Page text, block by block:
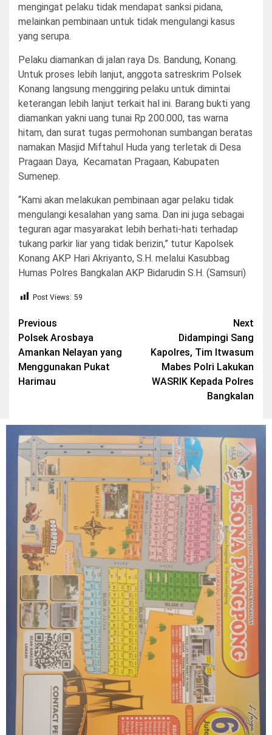
mengingat pelaku tidak mendapat sanksi pidana,
melainkan pembinaan untuk tidak mengulangi kasus
yang serupa.
Pelaku diamankan di jalan raya Ds. Bandung, Konang.
Untuk proses lebih lanjut, anggota satreskrim Polsek
Konang langsung menggiring pelaku untuk dimintai
keterangan lebih lanjut terkait hal ini. Barang bukti yang
diamankan yakni uang tunai Rp 200.000, tas warna
hitam, dan surat tugas permohonan sumbangan beratas
namakan Masjid Miftahul Huda yang terletak di Desa
Pragaan Daya, Kecamatan Pragaan, Kabupaten
Sumenep.
“Kami akan melakukan pembinaan agar pelaku tidak
mengulangi kesalahan yang sama. Dan ini juga sebagai
teguran agar masyarakat lebih berhati-hati terhadap
tukang parkir liar yang tidak berizin,” tutur Kapolsek
Konang AKP Hari Akriyanto, S.H. melalui Kasubbag
Humas Polres Bangkalan AKP Bidarudin S.H. (Samsuri)
Post Views: 59
Post
navigation
Previous
Polsek Arosbaya
Amankan Nelayan yang
Menggunakan Pukat
Harimau
Next
Didampingi Sang
Kapolres, Tim Itwasum
Mabes Polri Lakukan
WASRIK Kepada Polres
Bangkalan